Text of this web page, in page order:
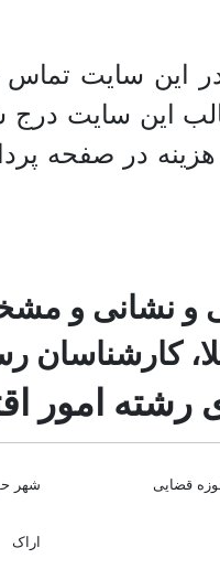
این سایت
این سایت
هزینه در
و نشانی و
کارشناسان
امور
قضایی شهر
اراک